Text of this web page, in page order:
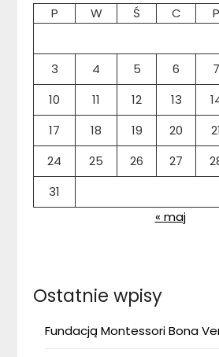
P W Ś C P
3
4 5 6 7
10
11 12 13
17
18 19 20 21
24
25 26 27
31
« maj
Ostatnie wpisy
Fundacją Montessori Bona